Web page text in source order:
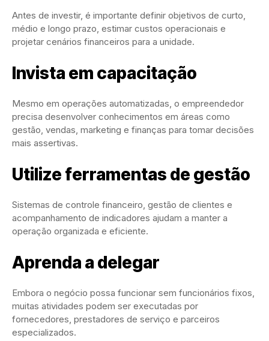
Antes de investir, é importante definir objetivos de curto,
médio e longo prazo, estimar custos operacionais e
projetar cenários financeiros para a unidade.
Invista em capacitação
Mesmo em operações automatizadas, o empreendedor
precisa desenvolver conhecimentos em áreas como
gestão, vendas, marketing e finanças para tomar decisões
mais assertivas.
Utilize ferramentas de gestão
Sistemas de controle financeiro, gestão de clientes e
acompanhamento de indicadores ajudam a manter a
operação organizada e eficiente.
Aprenda a delegar
Embora o negócio possa funcionar sem funcionários fixos,
muitas atividades podem ser executadas por
fornecedores, prestadores de serviço e parceiros
especializados.